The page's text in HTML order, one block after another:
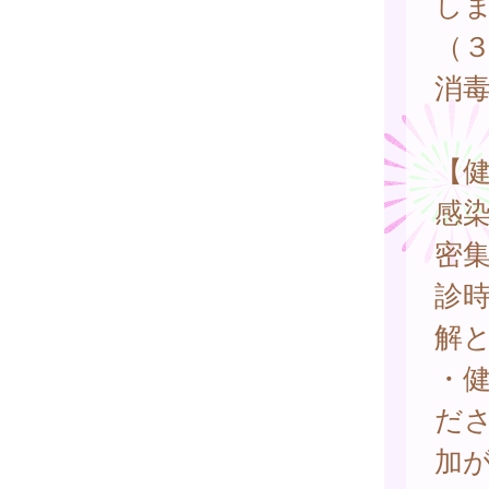
（
消
【
感
密
診
解
・
だ
加